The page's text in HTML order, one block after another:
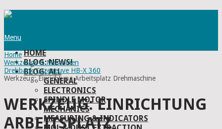
Menu
HOME
BLOG: NEWS!
BLOG: ALL
GENERAL
ELECTRONICS
SPINDLE MOTOR
MECHANICS
MEASURING & INDICATORS
Home
Werkzeuge & Maschinen
Drehbank Cazeneuve HB-X 360
Werkzeug: Einrichtung Arbeitsplatz Drehmaschine
WERKZEUG: EINRICHTUNG
ARBEITSPLATZ